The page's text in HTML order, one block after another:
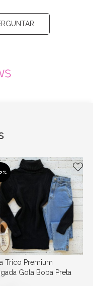
Trico Premium
Gola Boba Preta